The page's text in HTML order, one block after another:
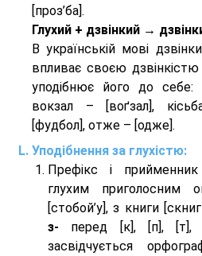
[проз’ба].
Глухий + дзвінкий →
В українській мові
впливає своєю дзвінкістю
уподібнює його до себе:
вокзал – [воґзал],
[фудбол], отже – [одже].
Уподібнення за глухістю:
Префікс і прийменник
глухим приголосним
[стобой’у], з книги
з- перед [к], [п], [т],
засвідчується